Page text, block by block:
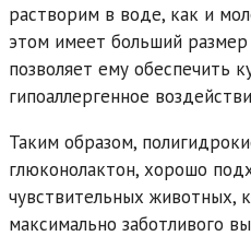
растворим в воде, как и
этом имеет больший
позволяет ему обеспечить
гипоаллергенное
Таким образом,
глюконолактон, хорошо
чувствительных животных,
максимально заботливого